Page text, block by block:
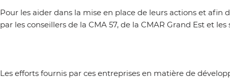
Pour les aider dans la mise en place de leurs actions et
par les conseillers de la CMA 57, de la CMAR Grand Est et les
Les efforts fournis par ces entreprises en matière de